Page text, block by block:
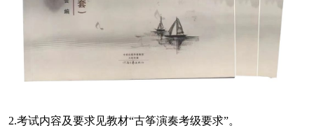
2.考试内容及要求见教材“古筝演奏考级要求”。